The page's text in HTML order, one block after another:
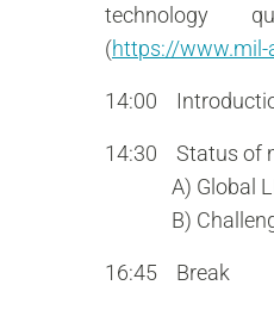
technology
(https://www.mil-
14:00
14:30 Status of
A) Global LIB
B) Challenges
16:45 Break